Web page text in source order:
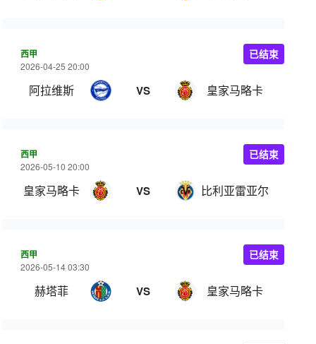
西甲
2026-04-25 20:00
阿拉维斯 VS 皇家马略卡
已结束
西甲
2026-05-10 20:00
皇家马略卡 VS 比利亚雷亚尔
已结束
西甲
2026-05-14 03:30
赫塔菲 VS 皇家马略卡
已结束